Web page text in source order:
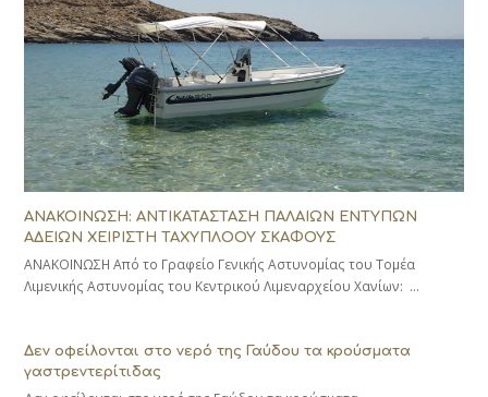
ΑΝΑΚΟΙΝΩΣΗ: ΑΝΤΙΚΑΤΑΣΤΑΣΗ ΠΑΛΑΙΩΝ ΕΝΤΥΠΩΝ
ΑΔΕΙΩΝ ΧΕΙΡΙΣΤΗ ΤΑΧΥΠΛΟΟΥ ΣΚΑΦΟΥΣ
ΑΝΑΚΟΙΝΩΣΗ Από το Γραφείο Γενικής Αστυνομίας του Τομέα
Λιμενικής Αστυνομίας του Κεντρικού Λιμεναρχείου Χανίων: …
Δεν οφείλονται στο νερό της Γαύδου τα κρούσματα
γαστρεντερίτιδας